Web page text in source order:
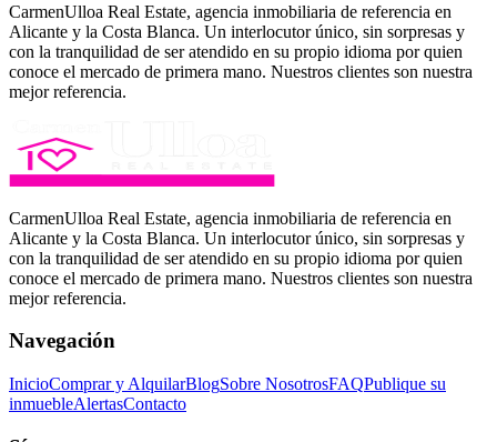
CarmenUlloa Real Estate, agencia inmobiliaria de referencia en
Alicante y la Costa Blanca. Un interlocutor único, sin sorpresas y
con la tranquilidad de ser atendido en su propio idioma por quien
conoce el mercado de primera mano. Nuestros clientes son nuestra
mejor referencia.
CarmenUlloa Real Estate, agencia inmobiliaria de referencia en
Alicante y la Costa Blanca. Un interlocutor único, sin sorpresas y
con la tranquilidad de ser atendido en su propio idioma por quien
conoce el mercado de primera mano. Nuestros clientes son nuestra
mejor referencia.
Navegación
InicioComprar y AlquilarBlogSobre NosotrosFAQPublique su
inmuebleAlertasContacto